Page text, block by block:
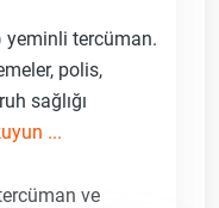
yeminli tercüman.
polis,
sağlığı
...
ve